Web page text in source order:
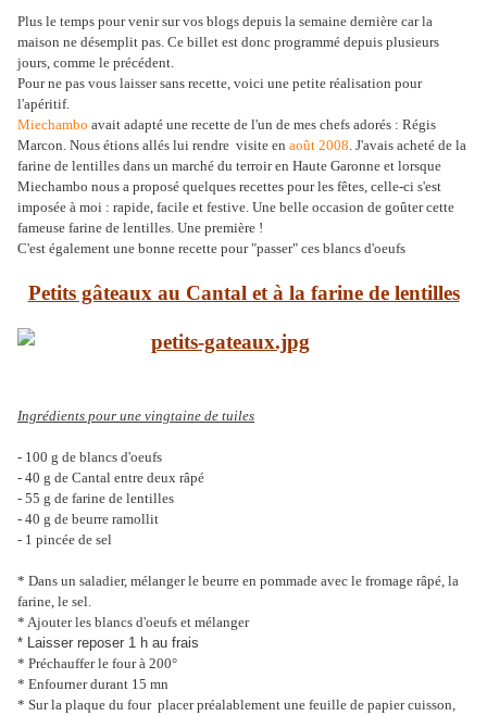
Plus le temps pour venir sur vos blogs depuis la semaine dernière car la
maison ne désemplit pas. Ce billet est donc programmé depuis plusieurs
jours, comme le précédent.
Pour ne pas vous laisser sans recette, voici une petite réalisation pour
l'apéritif.
Miechambo avait adapté une recette de l'un de mes chefs adorés : Régis
Marcon. Nous étions allés lui rendre visite en août 2008. J'avais acheté de la
farine de lentilles dans un marché du terroir en Haute Garonne et lorsque
Miechambo nous a proposé quelques recettes pour les fêtes, celle-ci s'est
imposée à moi : rapide, facile et festive. Une belle occasion de goûter cette
fameuse farine de lentilles. Une première !
C'est également une bonne recette pour "passer" ces blancs d'oeufs
Petits gâteaux au Cantal et à la farine de lentilles
Ingrédients pour une vingtaine de tuiles
- 100 g de blancs d'oeufs
- 40 g de Cantal entre deux râpé
- 55 g de farine de lentilles
- 40 g de beurre ramollit
- 1 pincée de sel
* Dans un saladier, mélanger le beurre en pommade avec le fromage râpé, la
farine, le sel.
* Ajouter les blancs d'oeufs et mélanger
* Laisser reposer 1 h au frais
* Préchauffer le four à 200°
* Enfourner durant 15 mn
* Sur la plaque du four placer préalablement une feuille de papier cuisson,